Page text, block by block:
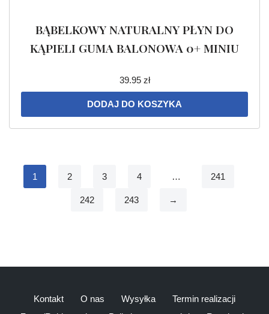
BĄBELKOWY NATURALNY PŁYN DO
KĄPIELI GUMA BALONOWA 0+ MINIU
39.95 zł
DODAJ DO KOSZYKA
1 2 3 4 … 241
242 243 →
Kontakt O nas Wysyłka
Termin realizacji